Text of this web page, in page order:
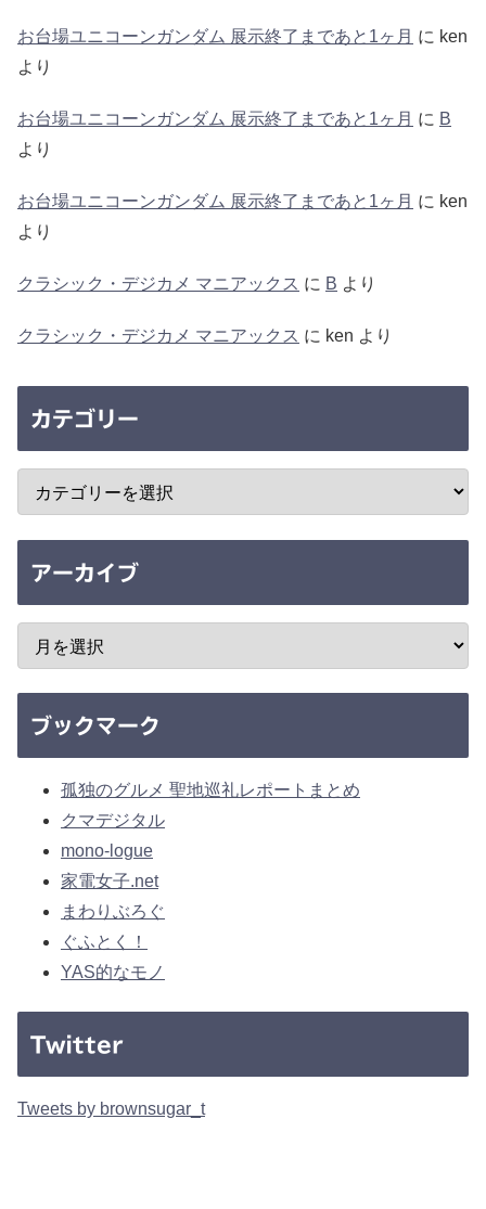
お台場ユニコーンガンダム 展示終了まであと1ヶ月 に ken
より
お台場ユニコーンガンダム 展示終了まであと1ヶ月 に B
より
お台場ユニコーンガンダム 展示終了まであと1ヶ月 に ken
より
クラシック・デジカメ マニアックス に B より
クラシック・デジカメ マニアックス に ken より
カテゴリー
アーカイブ
ブックマーク
孤独のグルメ 聖地巡礼レポートまとめ
クマデジタル
mono-logue
家電女子.net
まわりぶろぐ
ぐふとく！
YAS的なモノ
Twitter
Tweets by brownsugar_t